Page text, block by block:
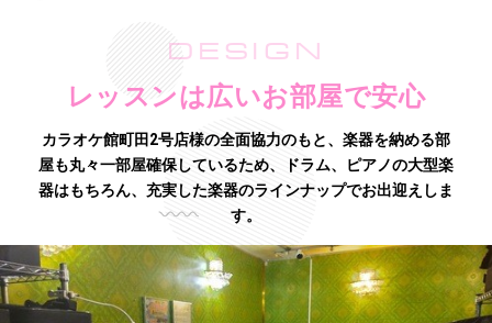
DESIGN
レッスンは広いお部屋で安心
カラオケ館町田2号店様の全面協力のもと、楽器を納める部
屋も丸々一部屋確保しているため、
ドラム、ピアノの大型楽
器はもちろん、充実した楽器のラインナップでお出迎えしま
す。